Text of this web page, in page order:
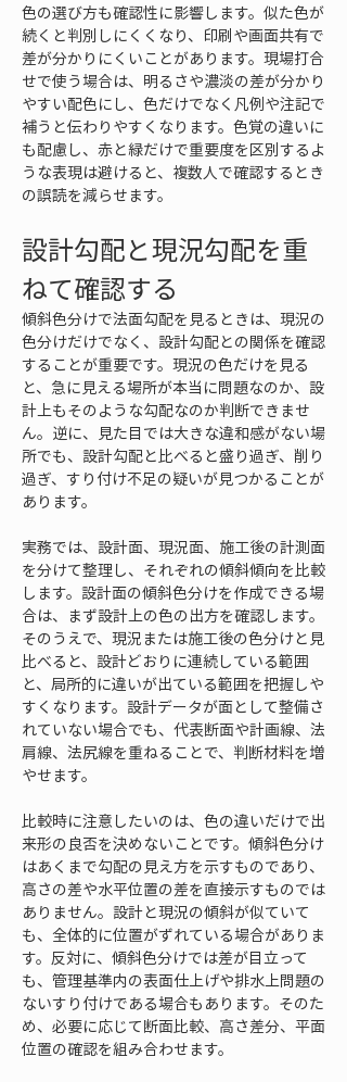
色の選び方も確認性に影響します。似た色が
続くと判別しにくくなり、印刷や画面共有で
差が分かりにくいことがあります。現場打合
せで使う場合は、明るさや濃淡の差が分かり
やすい配色にし、色だけでなく凡例や注記で
補うと伝わりやすくなります。色覚の違いに
も配慮し、赤と緑だけで重要度を区別するよ
うな表現は避けると、複数人で確認するとき
の誤読を減らせます。
設計勾配と現況勾配を重
ねて確認する
傾斜色分けで法面勾配を見るときは、現況の
色分けだけでなく、設計勾配との関係を確認
することが重要です。現況の色だけを見る
と、急に見える場所が本当に問題なのか、設
計上もそのような勾配なのか判断できませ
ん。逆に、見た目では大きな違和感がない場
所でも、設計勾配と比べると盛り過ぎ、削り
過ぎ、すり付け不足の疑いが見つかることが
あります。
実務では、設計面、現況面、施工後の計測面
を分けて整理し、それぞれの傾斜傾向を比較
します。設計面の傾斜色分けを作成できる場
合は、まず設計上の色の出方を確認します。
そのうえで、現況または施工後の色分けと見
比べると、設計どおりに連続している範囲
と、局所的に違いが出ている範囲を把握しや
すくなります。設計データが面として整備さ
れていない場合でも、代表断面や計画線、法
肩線、法尻線を重ねることで、判断材料を増
やせます。
比較時に注意したいのは、色の違いだけで出
来形の良否を決めないことです。傾斜色分け
はあくまで勾配の見え方を示すものであり、
高さの差や水平位置の差を直接示すものでは
ありません。設計と現況の傾斜が似ていて
も、全体的に位置がずれている場合がありま
す。反対に、傾斜色分けでは差が目立って
も、管理基準内の表面仕上げや排水上問題の
ないすり付けである場合もあります。そのた
め、必要に応じて断面比較、高さ差分、平面
位置の確認を組み合わせます。